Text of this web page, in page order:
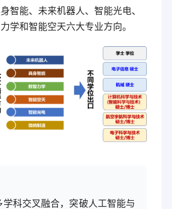
智能、未来机器人、智能光电、
学和智能空天六大专业方向。
学科交叉融合，突破人工智能与